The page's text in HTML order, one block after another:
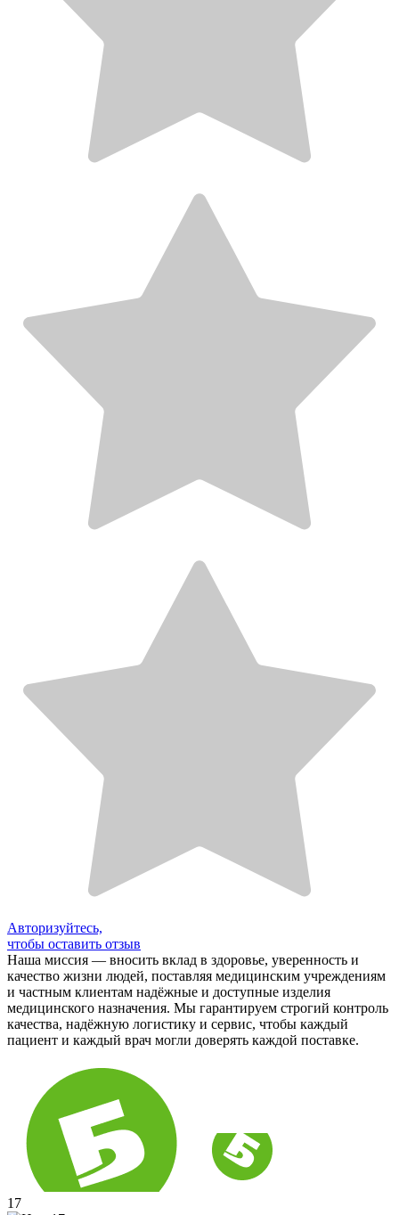
Авторизуйтесь,
чтобы оставить отзыв
Наша миссия — вносить вклад в здоровье, уверенность и
качество жизни людей, поставляя медицинским учреждениям
и частным клиентам надёжные и доступные изделия
медицинского назначения. Мы гарантируем строгий контроль
качества, надёжную логистику и сервис, чтобы каждый
пациент и каждый врач могли доверять каждой поставке.
17